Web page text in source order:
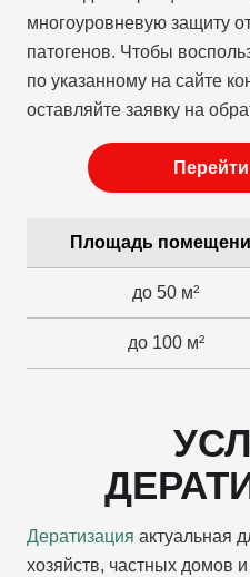
многоуровневую защиту
патогенов. Чтобы
по указанному на сайте
оставляйте заявку на
Площадь
до 50 м²
до 100 м²
Дератизация актуальная
хозяйств, частных домов